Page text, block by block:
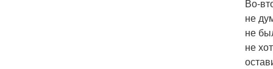
Во-
не
не
не